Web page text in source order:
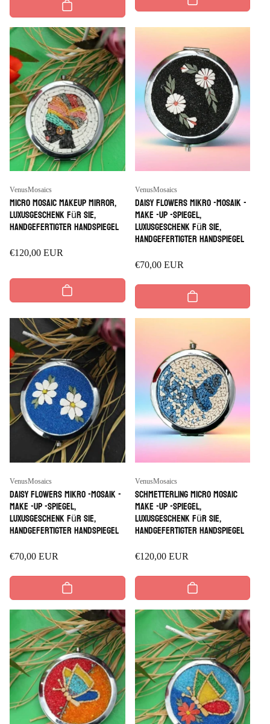
Anbieter:
VenusMosaics
Micro Mosaic Makeup Mirror,
Luxusgeschenk für sie,
handgefertigter Handspiegel
Regulärer
€120,00 EUR
Anbieter:
VenusMosaics
Daisy Flowers Mikro -Mosaik -
Make -up -Spiegel,
Luxusgeschenk für sie,
handgefertigter Handspiegel
Regulärer
€70,00 EUR
Anbieter:
VenusMosaics
Daisy Flowers Mikro -Mosaik -
Make -up -Spiegel,
Luxusgeschenk für sie,
handgefertigter Handspiegel
Regulärer
€70,00 EUR
Anbieter:
VenusMosaics
Schmetterling Micro Mosaic
Make -up -Spiegel,
Luxusgeschenk für sie,
handgefertigter Handspiegel
Regulärer
€120,00 EUR